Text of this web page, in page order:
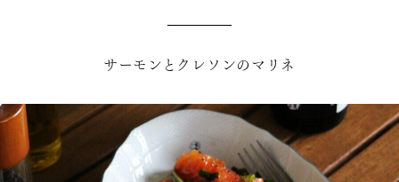
サーモンとクレソンのマリネ